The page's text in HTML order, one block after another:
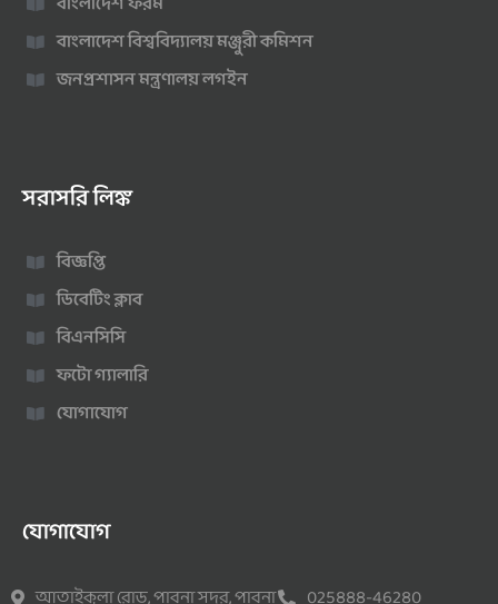
বাংলাদেশ বিশ্ববিদ্যালয় মঞ্জুরী কমিশন
জনপ্রশাসন মন্ত্রণালয় লগইন
সরাসরি লিঙ্ক
বিজ্ঞপ্তি
ডিবেটিং ক্লাব
বিএনসিসি
ফটো গ্যালারি
যোগাযোগ
যোগাযোগ
আতাইকুলা রোড, পাবনা সদর, পাবনা 025888-46280